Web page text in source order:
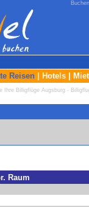
Reisen Hotels
Ihre Billigflüge Augsburg -
Raum